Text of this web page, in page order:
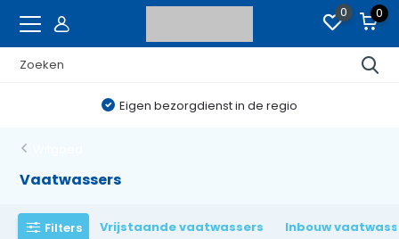
0 0
Eigen bezorgdienst in de regio
Vaatwassers
Filters Vrijstaande vaatwassers Inbouw